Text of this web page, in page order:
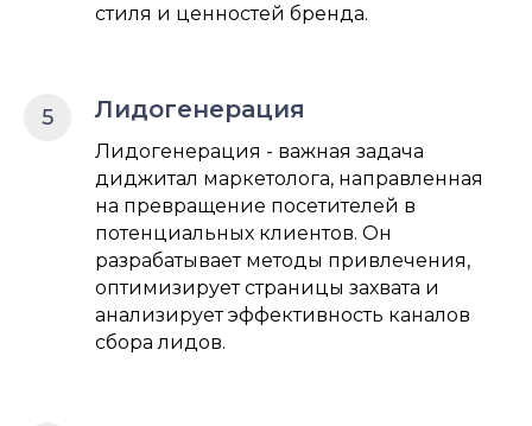
стиля и ценностей бренда.
Лидогенерация
Лидогенерация - важная задача
диджитал маркетолога, направленная
на превращение посетителей в
потенциальных клиентов. Он
разрабатывает методы привлечения,
оптимизирует страницы захвата и
анализирует эффективность каналов
сбора лидов.